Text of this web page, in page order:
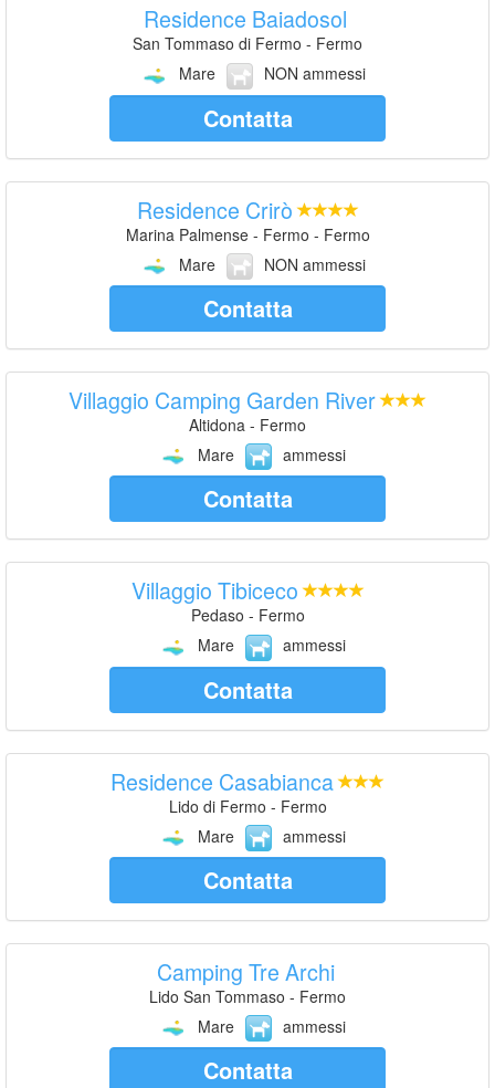
Residence Baiadosol
San Tommaso di Fermo - Fermo
Mare
NON ammessi
Contatta
Residence Crirò
Marina Palmense - Fermo - Fermo
Mare
NON ammessi
Contatta
Villaggio Camping Garden River
Altidona - Fermo
Mare
ammessi
Contatta
Villaggio Tibiceco
Pedaso - Fermo
Mare
ammessi
Contatta
Residence Casabianca
Lido di Fermo - Fermo
Mare
ammessi
Contatta
Camping Tre Archi
Lido San Tommaso - Fermo
Mare
ammessi
Contatta